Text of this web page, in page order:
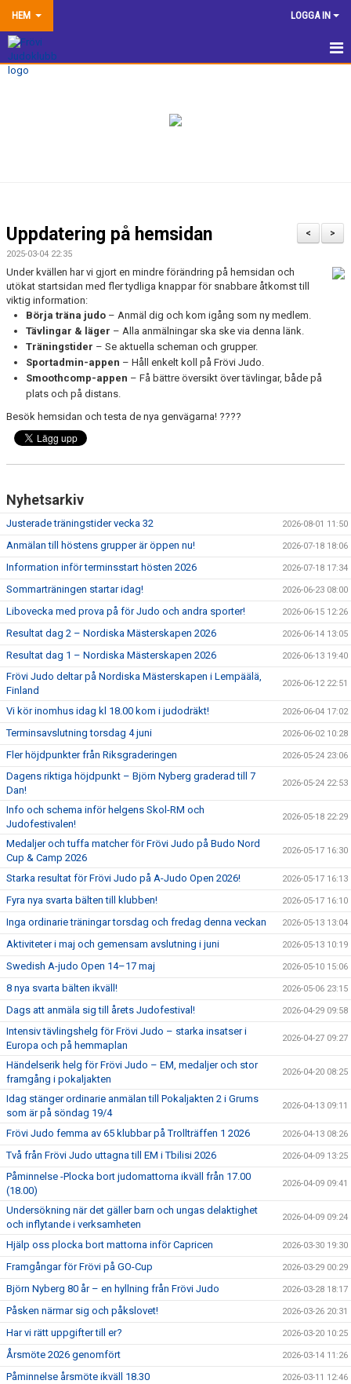
HEM LOGGA IN
HEM
DOKUMENTBANK
KLUBBSHOP
KONTAKTA OSS
WALL OF FAME
>
<
Uppdatering på hemsidan
2025-03-04 22:35
Under kvällen har vi gjort en mindre förändring på hemsidan och
utökat startsidan med fler tydliga knappar för snabbare åtkomst till
viktig information:
Börja träna judo – Anmäl dig och kom igång som ny medlem.
Tävlingar & läger – Alla anmälningar ska ske via denna länk.
Träningstider – Se aktuella scheman och grupper.
Sportadmin-appen – Håll enkelt koll på Frövi Judo.
Smoothcomp-appen – Få bättre översikt över tävlingar, både på
plats och på distans.
Besök hemsidan och testa de nya genvägarna! ????
Nyhetsarkiv
Justerade träningstider vecka 32 2026-08-01 11:50
Anmälan till höstens grupper är öppen nu! 2026-07-18 18:06
Information inför terminsstart hösten 2026 2026-07-18 17:34
Sommarträningen startar idag! 2026-06-23 08:00
Libovecka med prova på för Judo och andra sporter! 2026-06-15 12:26
Resultat dag 2 – Nordiska Mästerskapen 2026 2026-06-14 13:05
Resultat dag 1 – Nordiska Mästerskapen 2026 2026-06-13 19:40
Frövi Judo deltar på Nordiska Mästerskapen i Lempäälä,
Finland
2026-06-12 22:51
Vi kör inomhus idag kl 18.00 kom i judodräkt! 2026-06-04 17:02
Terminsavslutning torsdag 4 juni 2026-06-02 10:28
Fler höjdpunkter från Riksgraderingen 2026-05-24 23:06
Dagens riktiga höjdpunkt – Björn Nyberg graderad till 7
Dan!
2026-05-24 22:53
Info och schema inför helgens Skol-RM och
Judofestivalen!
2026-05-18 22:29
Medaljer och tuffa matcher för Frövi Judo på Budo Nord
Cup & Camp 2026
2026-05-17 16:30
Starka resultat för Frövi Judo på A-Judo Open 2026! 2026-05-17 16:13
Fyra nya svarta bälten till klubben! 2026-05-17 16:10
Inga ordinarie träningar torsdag och fredag denna veckan 2026-05-13 13:04
Aktiviteter i maj och gemensam avslutning i juni 2026-05-13 10:19
Swedish A-judo Open 14–17 maj 2026-05-10 15:06
8 nya svarta bälten ikväll! 2026-05-06 23:15
Dags att anmäla sig till årets Judofestival! 2026-04-29 09:58
Intensiv tävlingshelg för Frövi Judo – starka insatser i
Europa och på hemmaplan
2026-04-27 09:27
Händelserik helg för Frövi Judo – EM, medaljer och stor
framgång i pokaljakten
2026-04-20 08:25
Idag stänger ordinarie anmälan till Pokaljakten 2 i Grums
som är på söndag 19/4
2026-04-13 09:11
Frövi Judo femma av 65 klubbar på Trollträffen 1 2026 2026-04-13 08:26
Två från Frövi Judo uttagna till EM i Tbilisi 2026 2026-04-09 13:25
Påminnelse -Plocka bort judomattorna ikväll från 17.00
(18.00)
2026-04-09 09:41
Undersökning när det gäller barn och ungas delaktighet
och inflytande i verksamheten
2026-04-09 09:24
Hjälp oss plocka bort mattorna inför Capricen 2026-03-30 19:30
Framgångar för Frövi på GO-Cup 2026-03-29 00:29
Björn Nyberg 80 år – en hyllning från Frövi Judo 2026-03-28 18:17
Påsken närmar sig och påkslovet! 2026-03-26 20:31
Har vi rätt uppgifter till er? 2026-03-20 10:25
Årsmöte 2026 genomfört 2026-03-14 11:26
Påminnelse årsmöte ikväll 18.30 2026-03-11 12:46